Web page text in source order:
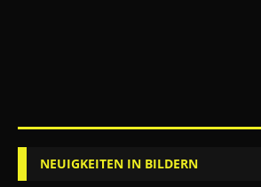
NEUIGKEITEN IN BILDERN